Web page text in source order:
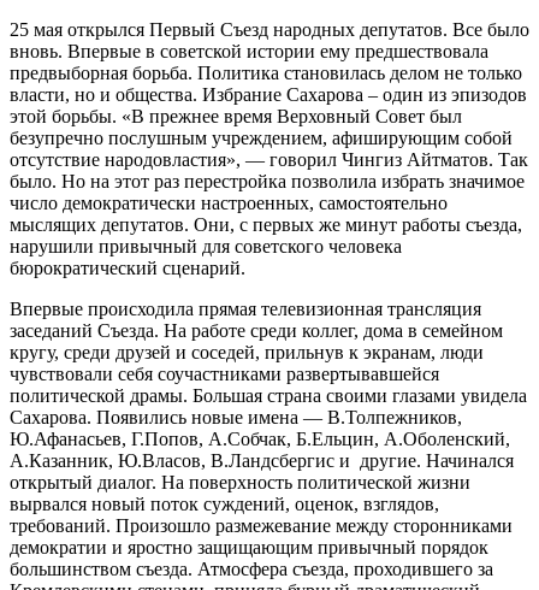
25 мая открылся Первый Съезд народных депутатов. Все было
вновь. Впервые в советской истории ему предшествовала
предвыборная борьба. Политика становилась делом не только
власти, но и общества. Избрание Сахарова – один из эпизодов
этой борьбы. «В прежнее время Верховный Совет был
безупречно послушным учреждением, афиширующим собой
отсутствие народовластия», — говорил Чингиз Айтматов. Так
было. Но на этот раз перестройка позволила избрать значимое
число демократически настроенных, самостоятельно
мыслящих депутатов. Они, с первых же минут работы съезда,
нарушили привычный для советского человека
бюрократический сценарий.
Впервые происходила прямая телевизионная трансляция
заседаний Съезда. На работе среди коллег, дома в семейном
кругу, среди друзей и соседей, прильнув к экранам, люди
чувствовали себя соучастниками развертывавшейся
политической драмы. Большая страна своими глазами увидела
Сахарова. Появились новые имена — В.Толпежников,
Ю.Афанасьев, Г.Попов, А.Собчак, Б.Ельцин, А.Оболенский,
А.Казанник, Ю.Власов, В.Ландсбергис и другие. Начинался
открытый диалог. На поверхность политической жизни
вырвался новый поток суждений, оценок, взглядов,
требований. Произошло размежевание между сторонниками
демократии и яростно защищающим привычный порядок
большинством съезда. Атмосфера съезда, проходившего за